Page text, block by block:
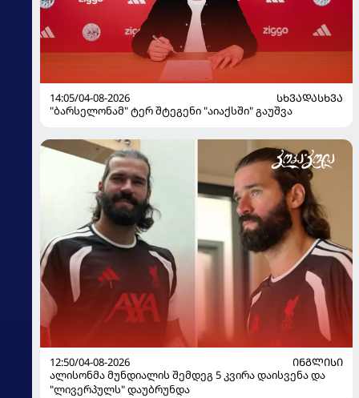
14:05/04-08-2026
ᲡᲮᲕᲐᲓᲐᲡᲮᲕᲐ
"ბარსელონამ" ტერ შტეგენი "აიაქსში" გაუშვა
12:50/04-08-2026
ᲘᲜᲒᲚᲘᲡᲘ
ალისონმა მუნდიალის შემდეგ 5 კვირა დაისვენა და
"ლივერპულს" დაუბრუნდა